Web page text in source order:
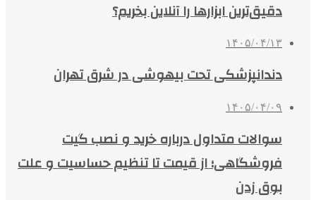
دقیق‌ترین ابزارها را آنلاین بخریم؟
۱۴۰۵/۰۴/۱۳
دندانپزشکی تحت بیهوشی در شرق تهران
۱۴۰۵/۰۴/۰۹
سوالات متداول درباره خرید و نصب گیت
فروشگاهی؛ از قیمت تا تنظیم حساسیت و علت
بوق زدن